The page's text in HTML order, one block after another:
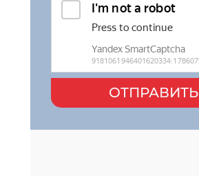
ОТПРАВИТЬ